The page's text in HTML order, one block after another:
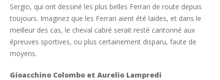
Sergio, qui ont dessiné les plus belles Ferrari de route depuis
toujours. Imaginez que les Ferrari aient été laides, et dans le
meilleur des cas, le cheval cabré serait resté cantonné aux
épreuves sportives, ou plus certainement disparu, faute de
moyens.
Gioacchino Colombo et Aurelio Lampredi